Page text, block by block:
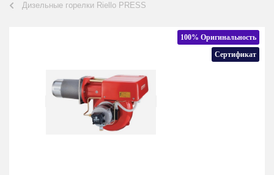
Дизельные горелки Riello PRESS
100% Оригинальность
Сертификат